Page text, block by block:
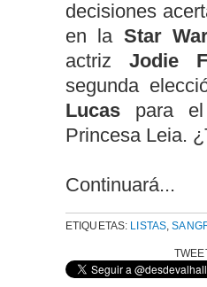
decisiones
en la Star
actriz Jodie
segunda
Lucas para
Princesa Leia.
Continuará...
ETIQUETAS: LISTAS ,